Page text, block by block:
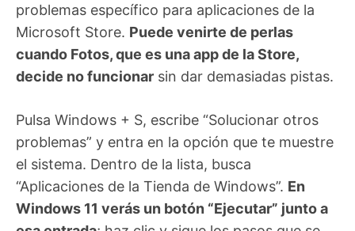
problemas específico para aplicaciones de la
Microsoft Store. Puede venirte de perlas
cuando Fotos, que es una app de la Store,
decide no funcionar sin dar demasiadas pistas.
Pulsa Windows + S, escribe “Solucionar otros
problemas” y entra en la opción que te muestre
el sistema. Dentro de la lista, busca
“Aplicaciones de la Tienda de Windows”. En
Windows 11 verás un botón “Ejecutar” junto a